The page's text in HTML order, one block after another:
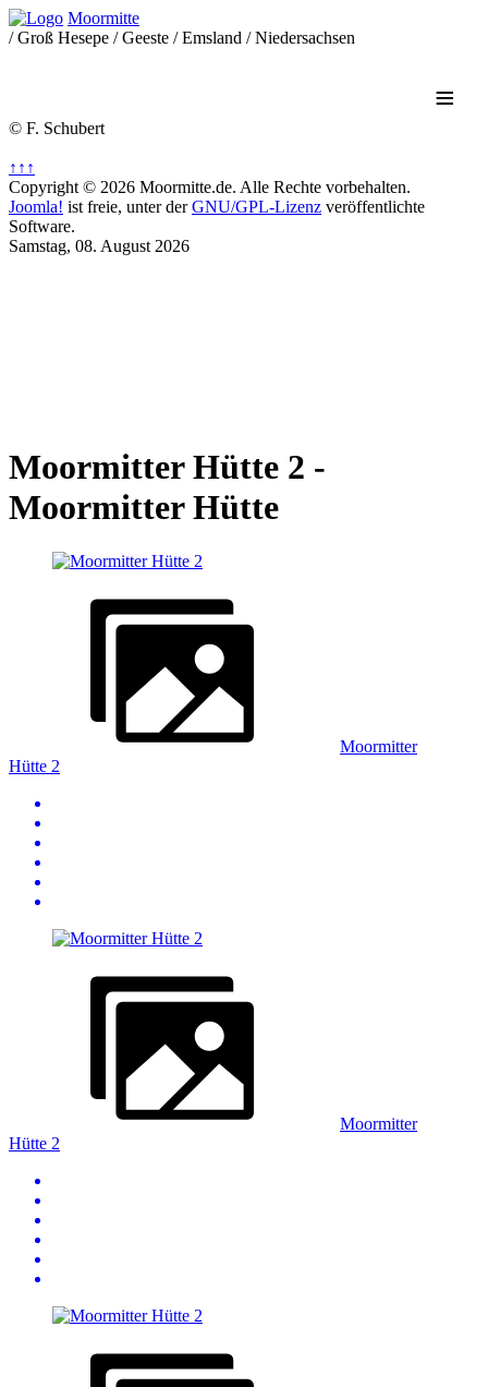
Moormitte
/ Groß Hesepe / Geeste / Emsland / Niedersachsen
≡
© F. Schubert
↑↑↑
Copyright © 2026 Moormitte.de. Alle Rechte vorbehalten.
Joomla! ist freie, unter derGNU/GPL-Lizenz veröffentlichte
Software.
Samstag, 08. August 2026
Moormitter Hütte 2 -
Moormitter Hütte
Moormitter
Hütte 2
Moormitter
Hütte 2